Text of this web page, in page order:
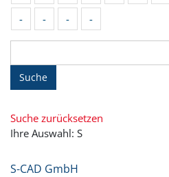
-
- - -
Suche
Suche zurücksetzen
Ihre Auswahl: S
S-CAD GmbH